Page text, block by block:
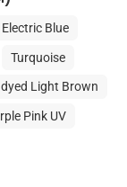
Electric Blue
Turquoise
dyed Light Brown
Pink UV